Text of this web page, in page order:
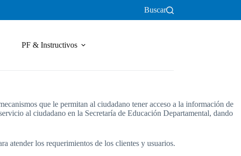
Buscar
PF & Instructivos
que le permitan al ciudadano tener acceso a la información de
al ciudadano en la Secretaría de Educación Departamental, dando
atender los requerimientos de los clientes y usuarios.